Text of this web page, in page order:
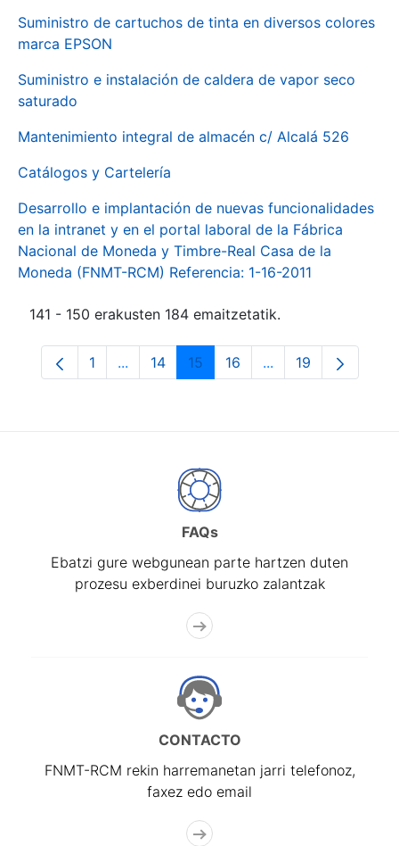
Suministro de cartuchos de tinta en diversos colores
marca EPSON
Suministro e instalación de caldera de vapor seco
saturado
Mantenimiento integral de almacén c/ Alcalá 526
Catálogos y Cartelería
Desarrollo e implantación de nuevas funcionalidades
en la intranet y en el portal laboral de la Fábrica
Nacional de Moneda y Timbre-Real Casa de la
Moneda (FNMT-RCM) Referencia: 1-16-2011
141 - 150 erakusten 184 emaitzetatik.
Orrialdea
1 ...Intermediate Pages Use TAB to navigate.
Orrialdea
14 Orrialdea
15 Orrialdea
16 ...Intermediate
Orrialdea
19
FAQs
Ebatzi gure webgunean parte hartzen duten
prozesu exberdinei buruzko zalantzak
CONTACTO
FNMT-RCM rekin harremanetan jarri telefonoz,
faxez edo email